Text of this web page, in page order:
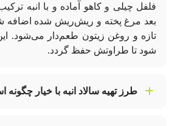
فلفل چیلی و کاهو آماده و با انبه
بعد مرغ پخته و ریش‌ریش شده اضافه
تازه و روغن زیتون طعم‌دار می‌شود.
شود تا طراوتش حفظ گردد.
طرز تهیه سالاد انبه با خیار